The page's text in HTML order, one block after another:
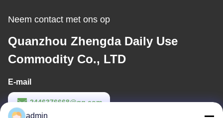
Neem contact met ons op
Quanzhou Zhengda Daily Use
Commodity Co., LTD
E-mail
2446376668@qq.com
admin